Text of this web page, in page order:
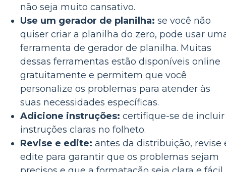
não seja muito cansativo.
Use um gerador de planilha: se você não
quiser criar a planilha do zero, pode usar
ferramenta de gerador de planilha. Muitas
dessas ferramentas estão disponíveis online
gratuitamente e permitem que você
personalize os problemas para atender às
suas necessidades específicas.
Adicione instruções: certifique-se de incluir
instruções claras no folheto.
Revise e edite: antes da distribuição, revise
edite para garantir que os problemas sejam